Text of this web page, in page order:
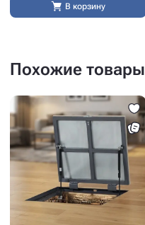
В корзину
Похожие товары